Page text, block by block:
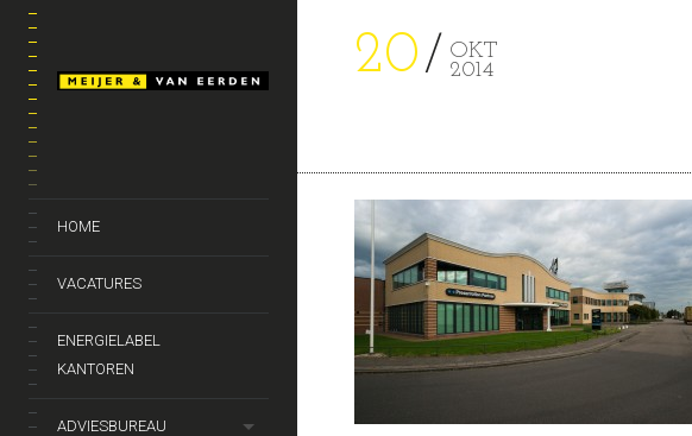
HOME
VACATURES
ENERGIELABEL
KANTOREN
ADVIESBUREAU
20
OKT
2014